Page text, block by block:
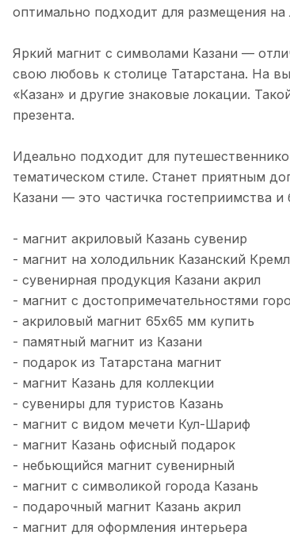
оптимально подходит для размещения
Яркий магнит с символами Казани —
свою любовь к столице Татарстана. На
«Казан» и другие знаковые локации.
презента.
Идеально подходит для
тематическом стиле. Станет приятным
Казани — это частичка гостеприимства
- магнит акриловый Казань сувенир
- магнит на холодильник Казанский
- сувенирная продукция Казани акрил
- магнит с достопримечательностями
- акриловый магнит 65х65 мм купить
- памятный магнит из Казани
- подарок из Татарстана магнит
- магнит Казань для коллекции
- сувениры для туристов Казань
- магнит с видом мечети Кул-Шариф
- магнит Казань офисный подарок
- небьющийся магнит сувенирный
- магнит с символикой города Казань
- подарочный магнит Казань акрил
- магнит для оформления интерьера